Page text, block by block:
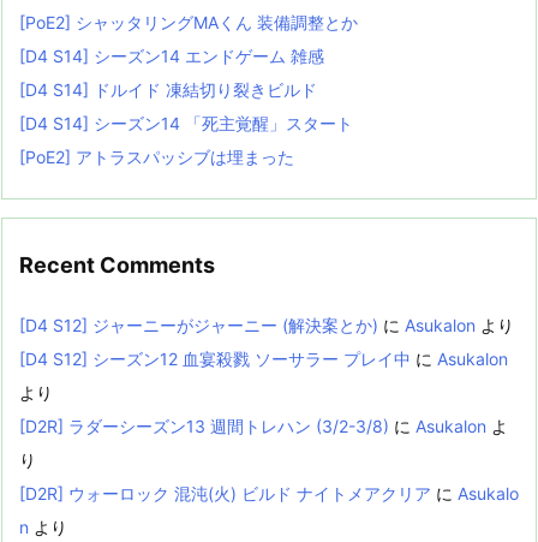
[PoE2] シャッタリングMAくん 装備調整とか
[D4 S14] シーズン14 エンドゲーム 雑感
[D4 S14] ドルイド 凍結切り裂きビルド
[D4 S14] シーズン14 「死主覚醒」スタート
[PoE2] アトラスパッシブは埋まった
Recent Comments
[D4 S12] ジャーニーがジャーニー (解決案とか) に Asukalon より
[D4 S12] シーズン12 血宴殺戮 ソーサラー プレイ中 に Asukalon
より
[D2R] ラダーシーズン13 週間トレハン (3/2-3/8) に Asukalon よ
り
[D2R] ウォーロック 混沌(火) ビルド ナイトメアクリア に Asukalo
n より